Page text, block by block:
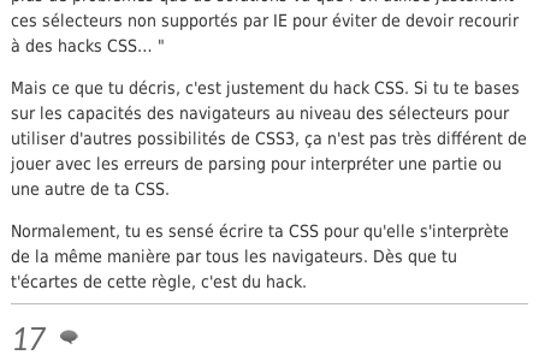
ces sélecteurs non supportés par IE pour éviter de devoir recourir
à des hacks CSS… "
Mais ce que tu décris, c'est justement du hack CSS. Si tu te bases
sur les capacités des navigateurs au niveau des sélecteurs pour
utiliser d'autres possibilités de CSS3, ça n'est pas très différent de
jouer avec les erreurs de parsing pour interpréter une partie ou
une autre de ta CSS.
Normalement, tu es sensé écrire ta CSS pour qu'elle s'interprète
de la même manière par tous les navigateurs. Dès que tu
t'écartes de cette règle, c'est du hack.
17